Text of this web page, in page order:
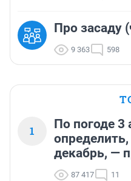
Про засаду
9 363 598
1
По погоде 3
декабрь, —
87 417 11